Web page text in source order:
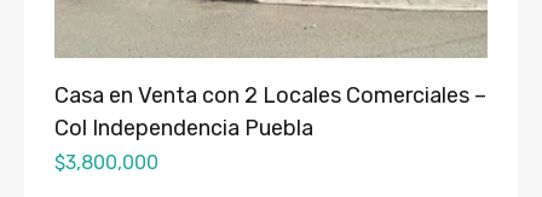
Casa en Venta con 2 Locales Comerciales –
Col Independencia Puebla
$3,800,000